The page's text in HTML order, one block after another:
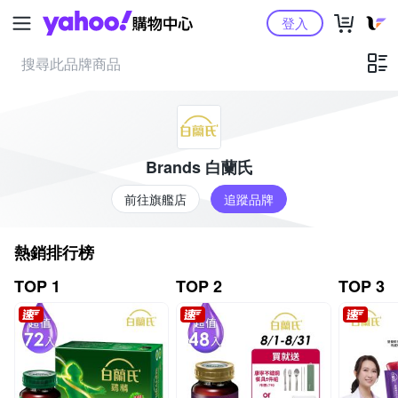
Yahoo購物中心登入
Brands 白蘭氏
前往旗艦店 追蹤品牌
熱銷排行榜
TOP 1
TOP 2 TOP 3